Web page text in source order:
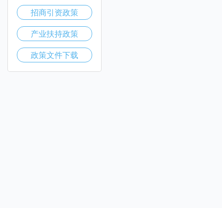
招商引资政策
产业扶持政策
政策文件下载